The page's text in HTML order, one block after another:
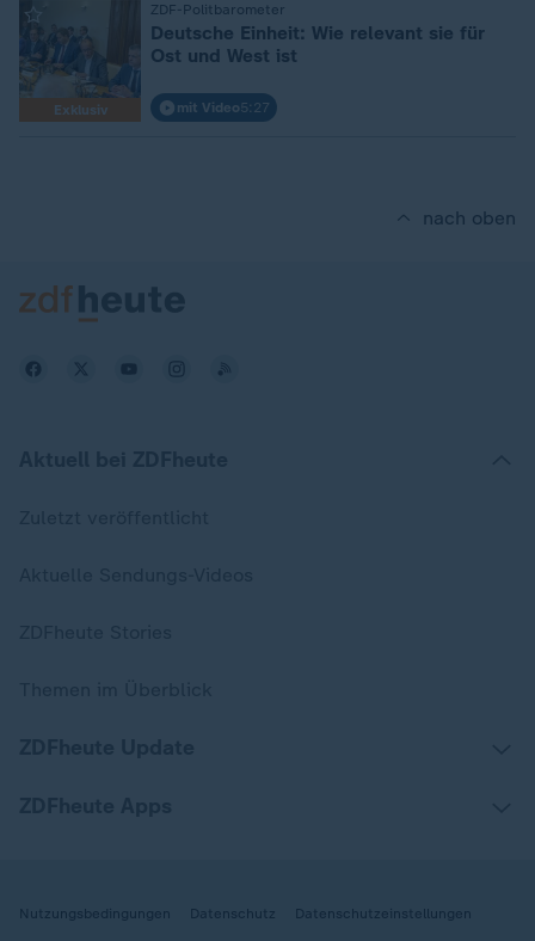
Exklusiv
ZDF-Politbarometer
Deutsche Einheit: Wie relevant sie für
Ost und West ist
mit Video5:27
nach oben
Nutzungsbedingungen Datenschutz Datenschutzeinstellungen